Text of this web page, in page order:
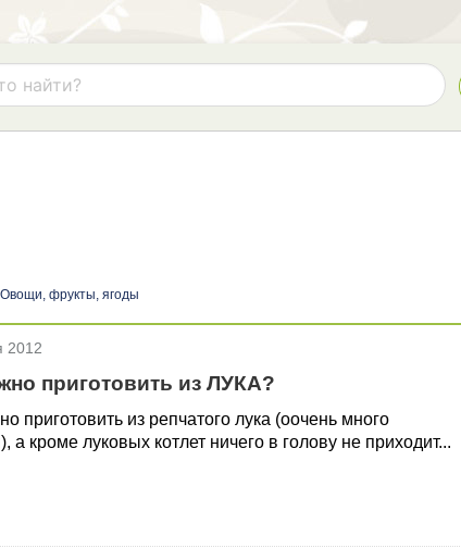
Овощи, фрукты, ягоды
2012
приготовить из ЛУКА?
приготовить из репчатого лука (оочень много
а кроме луковых котлет ничего в голову не приходит...